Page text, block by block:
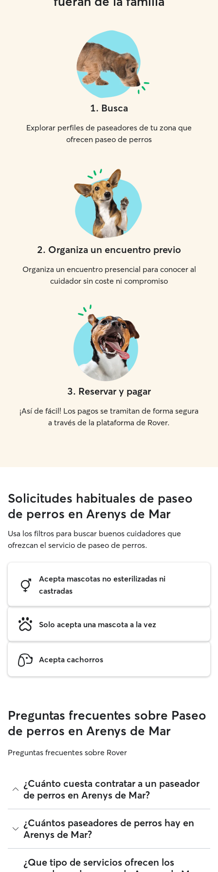
1. Busca
Explorar perfiles de paseadores de tu zona que
ofrecen paseo de perros
2. Organiza un encuentro previo
Organiza un encuentro presencial para conocer al
cuidador sin coste ni compromiso
3. Reservar y pagar
¡Así de fácil! Los pagos se tramitan de forma segura
a través de la plataforma de Rover.
Solicitudes habituales de paseo
de perros en Arenys de Mar
Usa los filtros para buscar buenos cuidadores que
ofrezcan el servicio de paseo de perros.
Acepta mascotas no esterilizadas ni
castradas
Solo acepta una mascota a la vez
Acepta cachorros
Preguntas frecuentes sobre Paseo
de perros en Arenys de Mar
Preguntas frecuentes sobre Rover
¿Cuánto cuesta contratar a un paseador
de perros en Arenys de Mar?
Los paseadores de perros de Rover tienen plena libertad
para fijar sus tarifas. El coste medio de un paseador de
perros en Arenys de Mar en Rover en agosto 2026 fue de
alrededor de 10 por paseo, incluyendo las tarifas de servicio
puede cambiar en función de la personalización de tu
¿Cuántos paseadores de perros hay en
Arenys de Mar?
A fecha de agosto 2026, hay 3.155 paseadores de perros en
Arenys de Mar. Puedes filtrar, clasificar, ampliar el radio, leer
¿Que tipo de servicios ofrecen los